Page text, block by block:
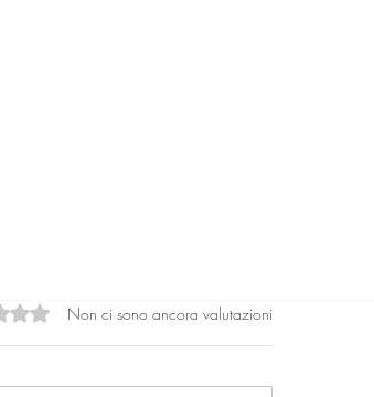
0 stelle su 5.
Non ci sono ancora valutazioni